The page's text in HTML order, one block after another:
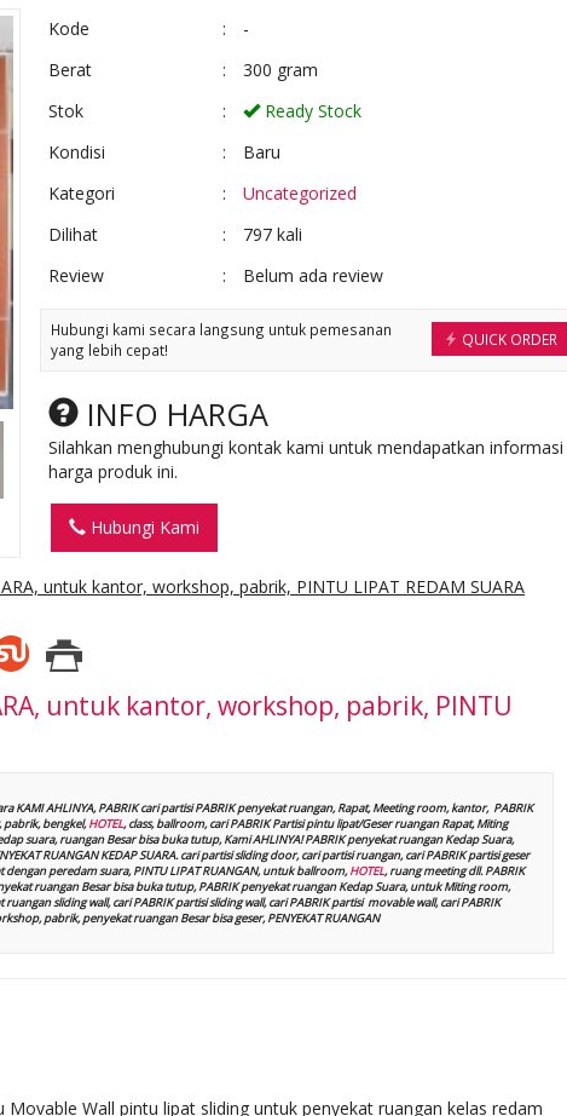
Kode :
-
Berat
:
300 gram
Stok
:
Ready Stock
Kondisi
:
Baru
Kategori
:
Uncategorized
Dilihat
:
797 kali
Review
: Belum ada review
QUICK ORDER
Hubungi kami secara langsung untuk pemesanan
yang lebih cepat!
INFO HARGA
Silahkan menghubungi kontak kami untuk mendapatkan informasi
harga produk ini.
Hubungi Kami
untuk kantor, workshop, pabrik, PINTU LIPAT REDAM SUARA
untuk kantor, workshop, pabrik, PINTU
KAMI AHLINYA, PABRIK cari partisi PABRIK penyekat ruangan, Rapat, Meeting room, kantor, PABRIK
pabrik, bengkel,HOTEL, class, ballroom, cari PABRIK Partisi pintu lipat/Geser ruangan Rapat, Miting
suara, ruangan Besar bisa buka tutup, Kami AHLINYA! PABRIK penyekat ruangan Kedap Suara,
RUANGAN KEDAP SUARA. cari partisi sliding door, cari partisi ruangan, cari PABRIK partisi geser
peredam suara, PINTU LIPAT RUANGAN, untuk ballroom,HOTEL, ruang meeting dll. PABRIK
ruangan Besar bisa buka tutup, PABRIK penyekat ruangan Kedap Suara, untuk Miting room,
sliding wall, cari PABRIK partisi sliding wall, cari PABRIK partisi movable wall, cari PABRIK
pabrik, penyekat ruangan Besar bisa geser, PENYEKAT RUANGAN
Wall pintu lipat sliding untuk penyekat ruangan kelas redam